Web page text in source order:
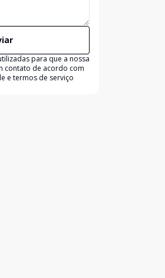
para que a nossa
contato de acordo com
e termos de serviço